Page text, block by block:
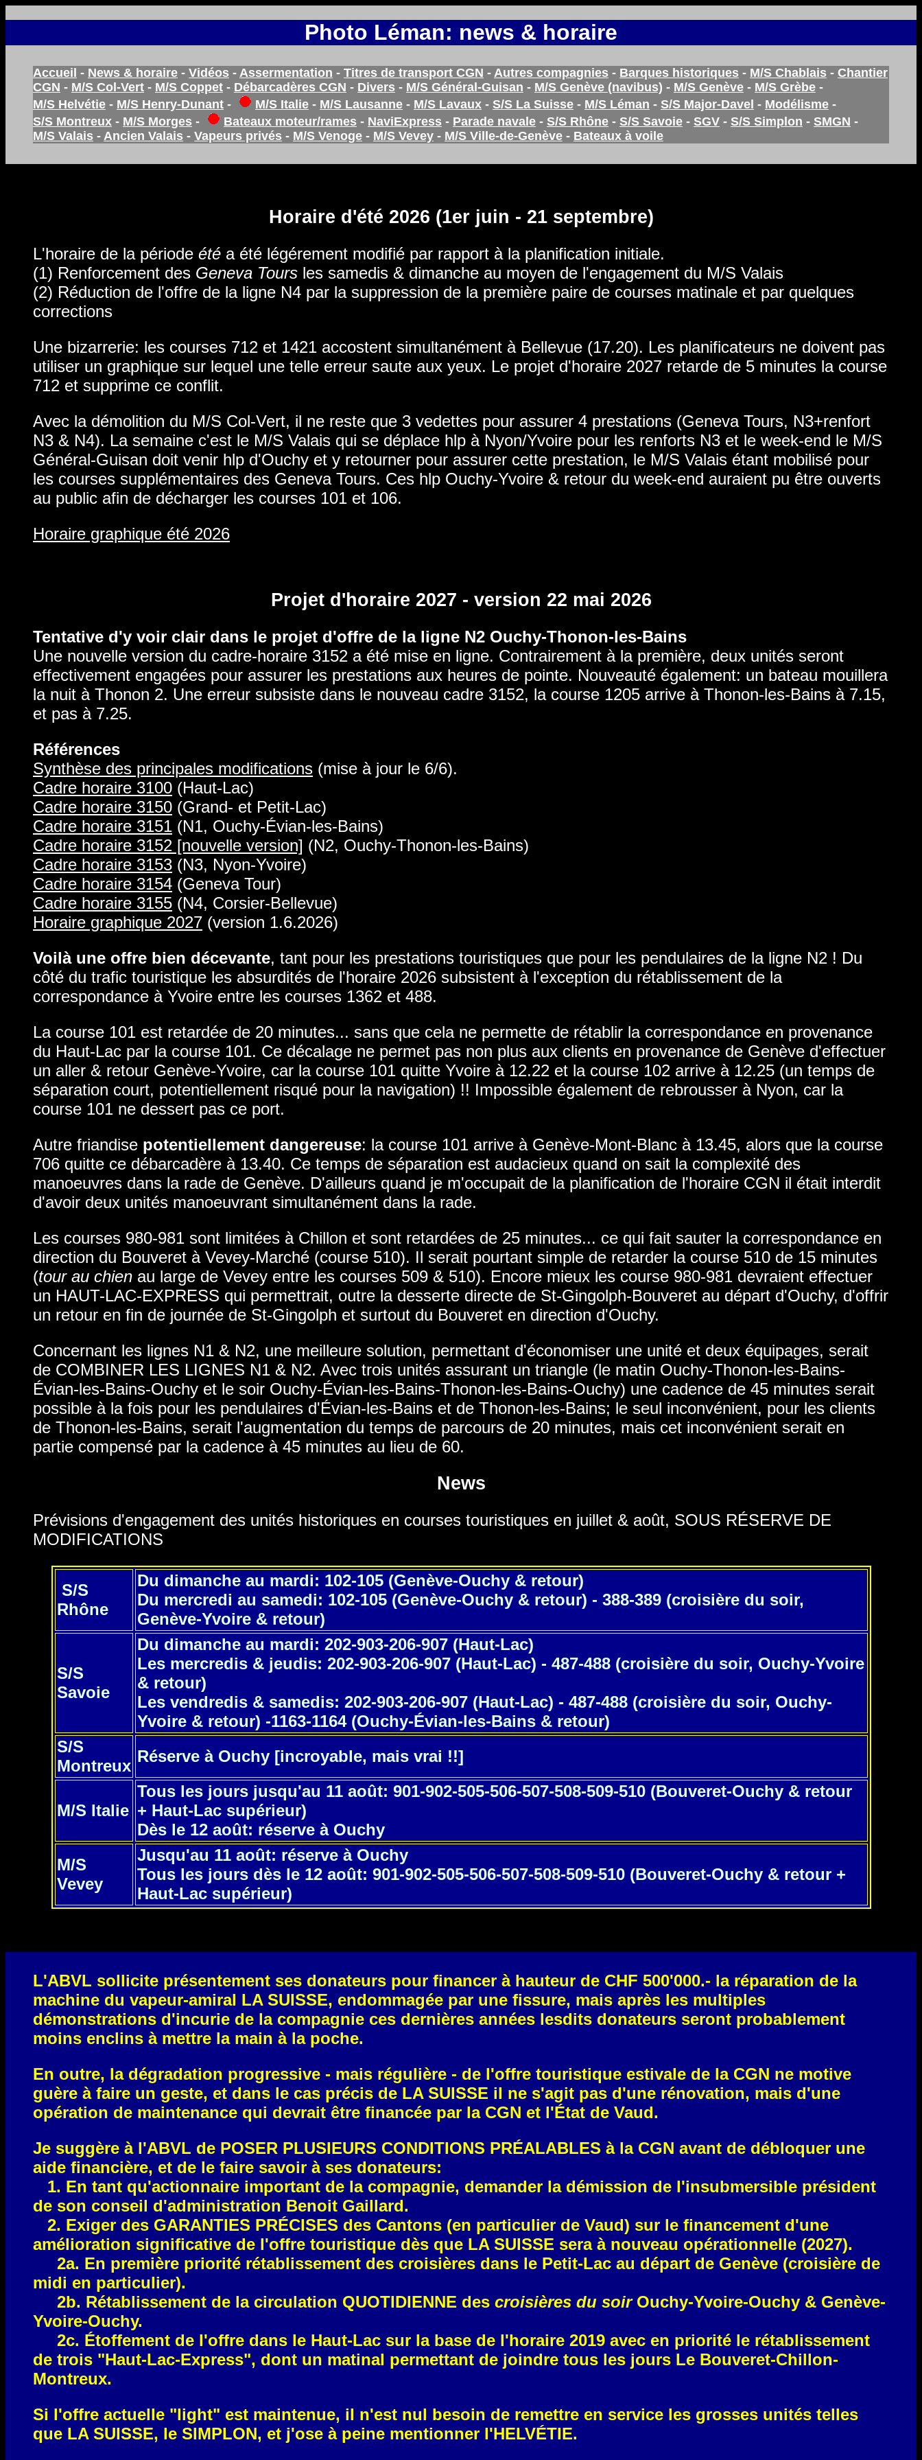
Photo Léman: news & horaire
Accueil - News & horaire - Vidéos - Assermentation - Titres de transport CGN - Autres compagnies - Barques historiques - M/S Chablais - Chantier
CGN - M/S Col-Vert - M/S Coppet - Débarcadères CGN - Divers - M/S Général-Guisan - M/S Genève (navibus) - M/S Genève - M/S Grèbe -
M/S Helvétie - M/S Henry-Dunant - M/S Italie - M/S Lausanne - M/S Lavaux - S/S La Suisse - M/S Léman - S/S Major-Davel - Modélisme -
S/S Montreux - M/S Morges - Bateaux moteur/rames - NaviExpress - Parade navale - S/S Rhône - S/S Savoie - SGV - S/S Simplon - SMGN -
M/S Valais - Ancien Valais - Vapeurs privés - M/S Venoge - M/S Vevey - M/S Ville-de-Genève - Bateaux à voile
Horaire d'été 2026 (1er juin - 21 septembre)
L'horaire de la période été a été légérement modifié par rapport à la planification initiale.
(1) Renforcement des Geneva Tours les samedis & dimanche au moyen de l'engagement du M/S Valais
(2) Réduction de l'offre de la ligne N4 par la suppression de la première paire de courses matinale et par quelques
corrections
Une bizarrerie: les courses 712 et 1421 accostent simultanément à Bellevue (17.20). Les planificateurs ne doivent pas
utiliser un graphique sur lequel une telle erreur saute aux yeux. Le projet d'horaire 2027 retarde de 5 minutes la course
712 et supprime ce conflit.
Avec la démolition du M/S Col-Vert, il ne reste que 3 vedettes pour assurer 4 prestations (Geneva Tours, N3+renfort
N3 & N4). La semaine c'est le M/S Valais qui se déplace hlp à Nyon/Yvoire pour les renforts N3 et le week-end le M/S
Général-Guisan doit venir hlp d'Ouchy et y retourner pour assurer cette prestation, le M/S Valais étant mobilisé pour
les courses supplémentaires des Geneva Tours. Ces hlp Ouchy-Yvoire & retour du week-end auraient pu être ouverts
au public afin de décharger les courses 101 et 106.
Horaire graphique été 2026
Projet d'horaire 2027 - version 22 mai 2026
Tentative d'y voir clair dans le projet d'offre de la ligne N2 Ouchy-Thonon-les-Bains
Une nouvelle version du cadre-horaire 3152 a été mise en ligne. Contrairement à la première, deux unités seront
effectivement engagées pour assurer les prestations aux heures de pointe. Nouveauté également: un bateau mouillera
la nuit à Thonon 2. Une erreur subsiste dans le nouveau cadre 3152, la course 1205 arrive à Thonon-les-Bains à 7.15,
et pas à 7.25.
Références
Synthèse des principales modifications (mise à jour le 6/6).
Cadre horaire 3100 (Haut-Lac)
Cadre horaire 3150 (Grand- et Petit-Lac)
Cadre horaire 3151 (N1, Ouchy-Évian-les-Bains)
Cadre horaire 3152 [nouvelle version] (N2, Ouchy-Thonon-les-Bains)
Cadre horaire 3153 (N3, Nyon-Yvoire)
Cadre horaire 3154 (Geneva Tour)
Cadre horaire 3155 (N4, Corsier-Bellevue)
Horaire graphique 2027 (version 1.6.2026)
Voilà une offre bien décevante, tant pour les prestations touristiques que pour les pendulaires de la ligne N2 ! Du
côté du trafic touristique les absurdités de l'horaire 2026 subsistent à l'exception du rétablissement de la
correspondance à Yvoire entre les courses 1362 et 488.
La course 101 est retardée de 20 minutes... sans que cela ne permette de rétablir la correspondance en provenance
du Haut-Lac par la course 101. Ce décalage ne permet pas non plus aux clients en provenance de Genève d'effectuer
un aller & retour Genève-Yvoire, car la course 101 quitte Yvoire à 12.22 et la course 102 arrive à 12.25 (un temps de
séparation court, potentiellement risqué pour la navigation) !! Impossible également de rebrousser à Nyon, car la
course 101 ne dessert pas ce port.
Autre friandise potentiellement dangereuse: la course 101 arrive à Genève-Mont-Blanc à 13.45, alors que la course
706 quitte ce débarcadère à 13.40. Ce temps de séparation est audacieux quand on sait la complexité des
manoeuvres dans la rade de Genève. D'ailleurs quand je m'occupait de la planification de l'horaire CGN il était interdit
d'avoir deux unités manoeuvrant simultanément dans la rade.
Les courses 980-981 sont limitées à Chillon et sont retardées de 25 minutes... ce qui fait sauter la correspondance en
direction du Bouveret à Vevey-Marché (course 510). Il serait pourtant simple de retarder la course 510 de 15 minutes
(tour au chien au large de Vevey entre les courses 509 & 510). Encore mieux les course 980-981 devraient effectuer
un HAUT-LAC-EXPRESS qui permettrait, outre la desserte directe de St-Gingolph-Bouveret au départ d'Ouchy, d'offrir
un retour en fin de journée de St-Gingolph et surtout du Bouveret en direction d'Ouchy.
Concernant les lignes N1 & N2, une meilleure solution, permettant d'économiser une unité et deux équipages, serait
de COMBINER LES LIGNES N1 & N2. Avec trois unités assurant un triangle (le matin Ouchy-Thonon-les-Bains-
Évian-les-Bains-Ouchy et le soir Ouchy-Évian-les-Bains-Thonon-les-Bains-Ouchy) une cadence de 45 minutes serait
possible à la fois pour les pendulaires d'Évian-les-Bains et de Thonon-les-Bains; le seul inconvénient, pour les clients
de Thonon-les-Bains, serait l'augmentation du temps de parcours de 20 minutes, mais cet inconvénient serait en
partie compensé par la cadence à 45 minutes au lieu de 60.
News
Prévisions d'engagement des unités historiques en courses touristiques en juillet & août, SOUS RÉSERVE DE
MODIFICATIONS
S/S
Rhône
Du dimanche au mardi: 102-105 (Genève-Ouchy & retour)
Du mercredi au samedi: 102-105 (Genève-Ouchy & retour) - 388-389 (croisière du soir,
Genève-Yvoire & retour)
S/S
Savoie
Du dimanche au mardi: 202-903-206-907 (Haut-Lac)
Les mercredis & jeudis: 202-903-206-907 (Haut-Lac) - 487-488 (croisière du soir, Ouchy-Yvoire
& retour)
Les vendredis & samedis: 202-903-206-907 (Haut-Lac) - 487-488 (croisière du soir, Ouchy-
Yvoire & retour) -1163-1164 (Ouchy-Évian-les-Bains & retour)
S/S
Montreux
Réserve à Ouchy [incroyable, mais vrai !!]
M/S Italie
Tous les jours jusqu'au 11 août: 901-902-505-506-507-508-509-510 (Bouveret-Ouchy & retour
+ Haut-Lac supérieur)
Dès le 12 août: réserve à Ouchy
M/S
Vevey
Jusqu'au 11 août: réserve à Ouchy
Tous les jours dès le 12 août: 901-902-505-506-507-508-509-510 (Bouveret-Ouchy & retour +
Haut-Lac supérieur)
L'ABVL sollicite présentement ses donateurs pour financer à hauteur de CHF 500'000.- la réparation de la
machine du vapeur-amiral LA SUISSE, endommagée par une fissure, mais après les multiples
démonstrations d'incurie de la compagnie ces dernières années lesdits donateurs seront probablement
moins enclins à mettre la main à la poche.
En outre, la dégradation progressive - mais régulière - de l'offre touristique estivale de la CGN ne motive
guère à faire un geste, et dans le cas précis de LA SUISSE il ne s'agit pas d'une rénovation, mais d'une
opération de maintenance qui devrait être financée par la CGN et l'État de Vaud.
Je suggère à l'ABVL de POSER PLUSIEURS CONDITIONS PRÉALABLES à la CGN avant de débloquer une
aide financière, et de le faire savoir à ses donateurs:
1. En tant qu'actionnaire important de la compagnie, demander la démission de l'insubmersible président
de son conseil d'administration Benoit Gaillard.
2. Exiger des GARANTIES PRÉCISES des Cantons (en particulier de Vaud) sur le financement d'une
amélioration significative de l'offre touristique dès que LA SUISSE sera à nouveau opérationnelle (2027).
2a. En première priorité rétablissement des croisières dans le Petit-Lac au départ de Genève (croisière de
midi en particulier).
2b. Rétablissement de la circulation QUOTIDIENNE des croisières du soirOuchy-Yvoire-Ouchy & Genève-
Yvoire-Ouchy.
2c. Étoffement de l'offre dans le Haut-Lac sur la base de l'horaire 2019 avec en priorité le rétablissement
de trois "Haut-Lac-Express", dont un matinal permettant de joindre tous les jours Le Bouveret-Chillon-
Montreux.
Si l'offre actuelle "light" est maintenue, il n'est nul besoin de remettre en service les grosses unités telles
que LA SUISSE, le SIMPLON, et j'ose à peine mentionner l'HELVÉTIE.